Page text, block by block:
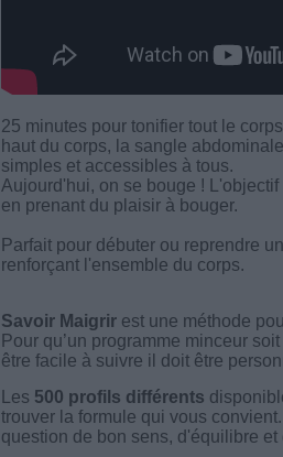
25 minutes pour tonifier tout le
haut du corps, la sangle
simples et accessibles à tous.
Aujourd'hui, on se bouge !
en prenant du plaisir à bouger.
Parfait pour débuter ou reprendre
renforçant l'ensemble du corps.
Savoir Maigrirest une méthode
Pour qu’un programme minceur
être facile à suivre il doit être
Les 500 profils différents
trouver la formule qui vous convient.
question de bon sens, d'équilibre et